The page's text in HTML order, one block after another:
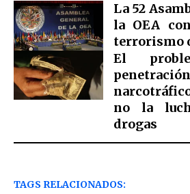
La 52
la OEA
terrorismo
El
no la
drogas
TAGS RELACIONADOS: